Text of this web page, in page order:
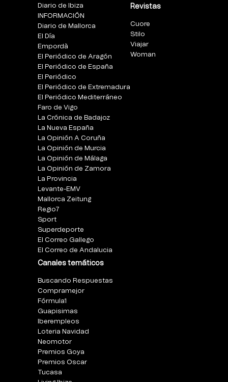
Diario de Ibiza
INFORMACIÓN
Diario de Mallorca
El Día
Empordà
El Periódico de Aragón
El Periódico de España
El Periódico
El Periódico de Extremadura
El Periódico Mediterráneo
Faro de Vigo
La Crónica de Badajoz
La Nueva España
La Opinión A Coruña
La Opinión de Murcia
La Opinión de Málaga
La Opinión de Zamora
La Provincia
Levante-EMV
Mallorca Zeitung
Regio7
Sport
Superdeporte
El Correo Gallego
El Correo de Andalucia
Canales temáticos
Buscando Respuestas
Compramejor
Fórmula1
Guapisimas
Iberempleos
Loteria Navidad
Neomotor
Premios Goya
Premios Oscar
Tucasa
Revistas
Cuore
Stilo
Viajar
Woman